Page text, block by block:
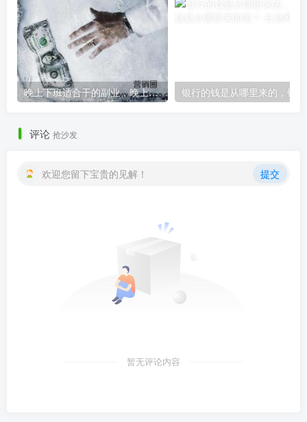
晚上下班适合干的副业，晚上下班适合干的副业兼职？
评论 抢沙发
欢迎您留下宝贵的见解！ 提交
暂无评论内容